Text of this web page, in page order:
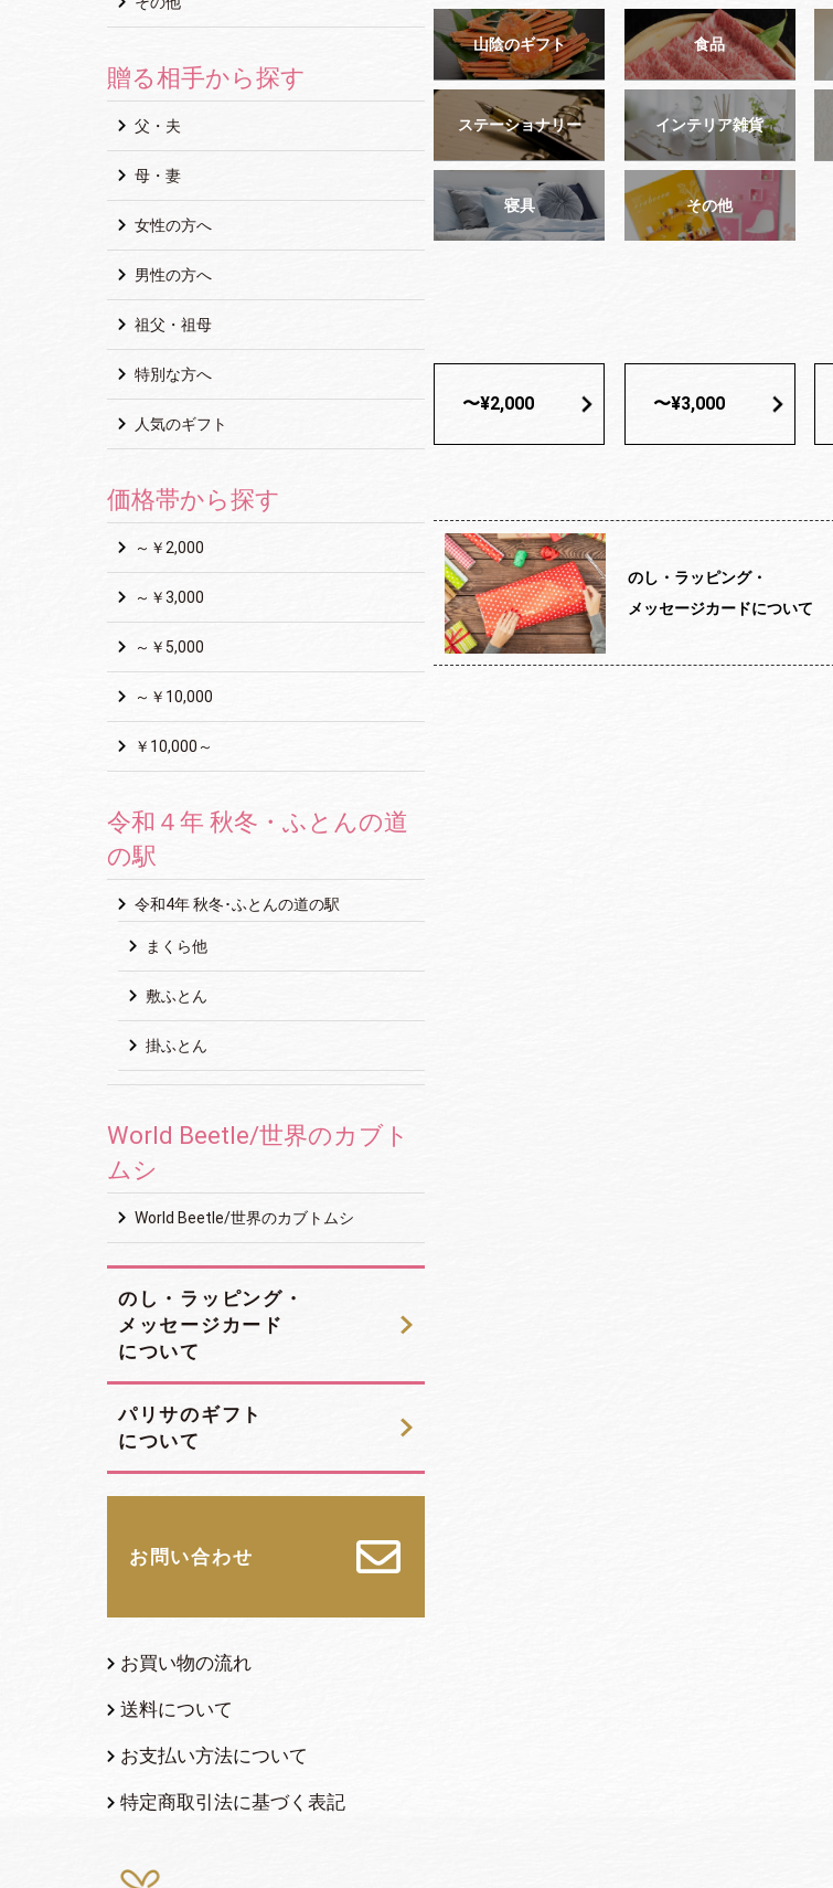
贈る相手から探す
父・夫
母・妻
女性の方へ
男性の方へ
祖父・祖母
特別な方へ
人気のギフト
価格帯から探す
～￥2,000
～￥3,000
～￥5,000
～￥10,000
￥10,000～
令和４年 秋冬・ふとんの道
の駅
令和4年 秋冬･ふとんの道の駅
まくら他
敷ふとん
掛ふとん
World Beetle/世界のカブト
ムシ
World Beetle/世界のカブトムシ
のし・ラッピング・
メッセージカード
について
パリサのギフト
について
お問い合わせ
お買い物の流れ
送料について
お支払い方法について
特定商取引法に基づく表記
山陰のギフト 食品
ステーショナリー インテリア雑貨
寝具 その他
〜¥2,000 〜¥3,000
のし・ラッピング・
メッセージカードについて